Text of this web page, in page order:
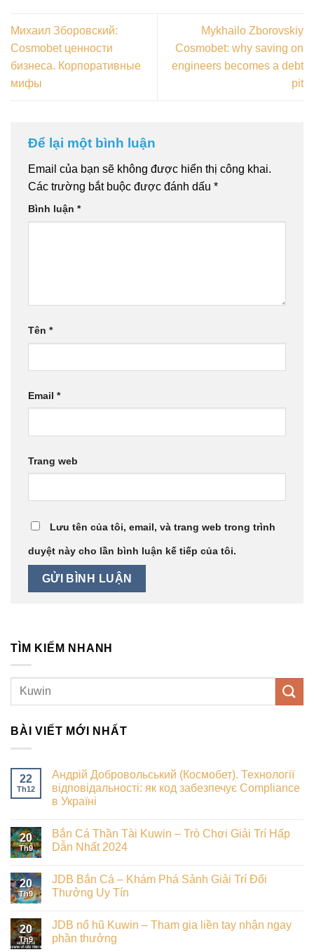
Михаил Зборовский:
Cosmobet ценности
бизнеса. Корпоративные
мифы
Mykhailo Zborovskiy
Cosmobet: why saving on
engineers becomes a debt
pit
Để lại một bình luận
Email của bạn sẽ không được hiển thị công khai.
Các trường bắt buộc được đánh dấu *
Bình luận *
Tên *
Email *
Trang web
Lưu tên của tôi, email, và trang web trong trình
duyệt này cho lần bình luận kế tiếp của tôi.
TÌM KIẾM NHANH
BÀI VIẾT MỚI NHẤT
22
Th12
Андрій Добровольський (Космобет). Технології
відповідальності: як код забезпечує Compliance
в Україні
20
Th9
Bắn Cá Thần Tài Kuwin – Trò Chơi Giải Trí Hấp
Dẫn Nhất 2024
20
Th9
JDB Bắn Cá – Khám Phá Sảnh Giải Trí Đổi
Thưởng Uy Tín
20
Th9
JDB nổ hũ Kuwin – Tham gia liền tay nhận ngay
phần thưởng